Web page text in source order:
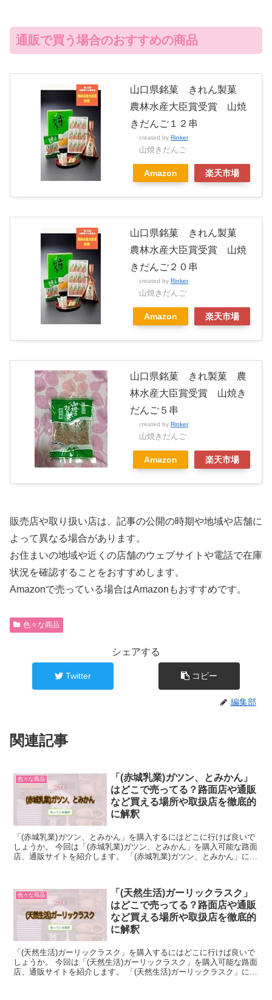
通販で買う場合のおすすめの商品
山口県銘菓 きれん製菓
農林水産大臣賞受賞 山焼
きだんご１２串
created by Rinker
山焼きだんご
Amazon 楽天市場
山口県銘菓 きれん製菓
農林水産大臣賞受賞 山焼
きだんご２０串
created by Rinker
山焼きだんご
Amazon 楽天市場
山口県銘菓 きれ製菓 農
林水産大臣賞受賞 山焼き
だんご５串
created by Rinker
山焼きだんご
Amazon 楽天市場
販売店や取り扱い店は、記事の公開の時期や地域や店舗に
よって異なる場合があります。
お住まいの地域や近くの店舗のウェブサイトや電話で在庫
状況を確認することをおすすめします。
Amazonで売っている場合はAmazonもおすすめです。
色々な商品
シェアする
Twitter コピー
編集部
関連記事
色々な商品
「(赤城乳業)ガツン、とみかん」
はどこで売ってる？路面店や通販
など買える場所や取扱店を徹底的
に解釈
「(赤城乳業)ガツン、とみかん」を購入するにはどこに行けば良いで
しょうか。 今回は「(赤城乳業)ガツン、とみかん」を購入可能な路面
店、通販サイトを紹介します。 「(赤城乳業)ガツン、とみかん」につ
色々な商品
「(天然生活)ガーリックラスク」
はどこで売ってる？路面店や通販
など買える場所や取扱店を徹底的
に解釈
「(天然生活)ガーリックラスク」を購入するにはどこに行けば良いで
しょうか。 今回は「(天然生活)ガーリックラスク」を購入可能な路面
店、通販サイトを紹介します。 「(天然生活)ガーリックラスク」につ